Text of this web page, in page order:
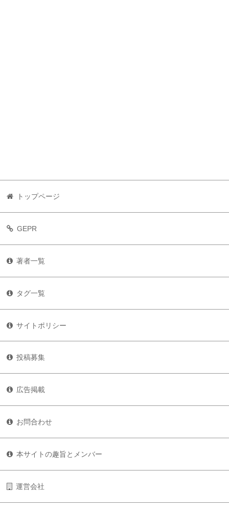
トップページ
GEPR
著者一覧
タグ一覧
サイトポリシー
投稿募集
広告掲載
お問合わせ
本サイトの趣旨とメンバー
運営会社